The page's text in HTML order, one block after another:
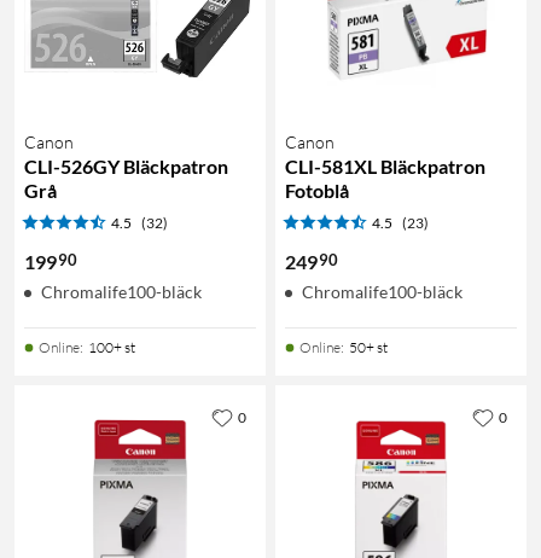
Canon
CLI-526GY Bläckpatron
Grå
4.5 (32)
19990
Chromalife100-bläck
Online: 100+ st
Canon
CLI-581XL Bläckpatron
Fotoblå
4.5 (23)
24990
Chromalife100-bläck
Online: 50+ st
0 0